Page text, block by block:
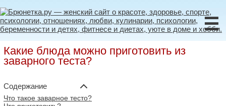
☰
Какие блюда можно приготовить из
заварного теста?
Содержание
Что такое заварное тесто?